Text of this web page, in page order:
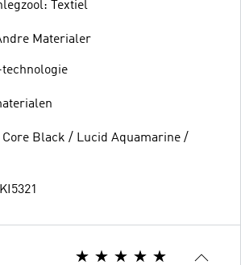
Textiel
Materialer
technologie
Black / Lucid Aquamarine /